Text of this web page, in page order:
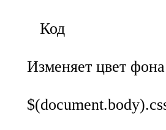
Код
Изменяет цвет